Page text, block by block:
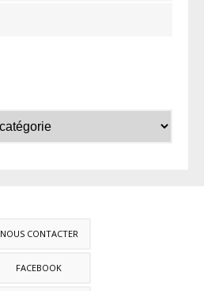
NOUS CONTACTER
FACEBOOK